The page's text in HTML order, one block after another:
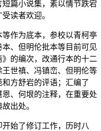
篇小说集，素以情节跌宕
读者欢迎。
作为底本，参校以青柯亭
、但明伦批本等目前可见
的编次，改通行本的十二
世禛、冯镇峦、但明伦等
方舒岩的评语；汇编了
恩、何垠的注释，在重要处
出处。
始了修订工作，历时八